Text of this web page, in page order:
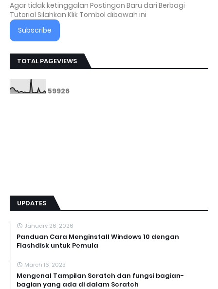
Agar tidak ketinggalan Postingan Baru dari Berbagi
Tutorial Silahkan Klik Tombol dibawah ini
Subscribe
TOTAL PAGEVIEWS
59926
UPDATES
January 26, 2026
Panduan Cara Menginstall Windows 10 dengan
Flashdisk untuk Pemula
March 16, 2023
Mengenal Tampilan Scratch dan fungsi bagian-
bagian yang ada di dalam Scratch